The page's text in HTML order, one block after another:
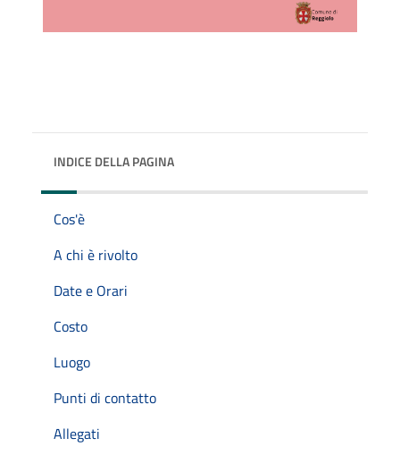
INDICE DELLA PAGINA
Cos'è
A chi è rivolto
Date e Orari
Costo
Luogo
Punti di contatto
Allegati